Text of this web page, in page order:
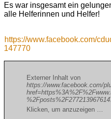
Es war insgesamt ein
alle Helferinnen und Helfer!
https://www.facebook.com/
147770